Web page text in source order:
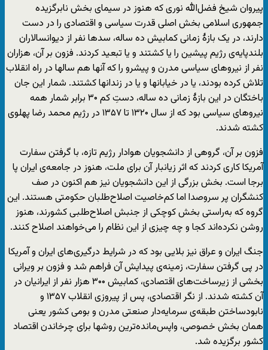
پیروان شیخ فضل‌الله نوری که هنوز در سیمای بخش نابرگزیده
جمهوری اسلامی بخش اصلی قدرت سیاسی و اقتصادی را در دست
دارند، در یک بازۀ زمانی کمابیش ده ساله، سدها نفر از دیوانسالاران
بلندپایه‌ی رژیم پیشین را یا کشتند و یا تبعید کردند. فزون بر آن، هزاران
نفر از نیروهای سیاسی مدرن و پیشرو را که آنها هم سالها در راه انقلاب
تلاش کرده بودند، یا در خیابانها و یا در زندانها کشتند. شمار این جان
باختگان در این بازۀ زمانی ده ساله، دستِ کم ۳۰ برابر شمار همه
نیروهای سیاسی بود که از سال ۱۳۲۰ تا ۱۳۵۷ در رژیم محمد رضا پهلوی
کشته شدند.
فزون بر آن، گروهی از دانشجویان هوادار رژیم تازه، با گرفتن سفارت
آمریکا کاری کردند که اثر زیانبار آن برای ملت، هنوز در جامعه‌ی ایران پا
برجا است. بخش بزرگی از این دانشجویان نیز هم اکنون در صف
کنشگران پر سروصدا اما کم‌خاصیت اصلاح‌طلبان حکومتی هستند. این
گروه که به‌راستی بخش کوچکی از جنبش اصلاح‌طلبی کشورند، هنوز
روشن نکرده‌اند کجا و چه چیزی از این نظام را می‌خواهند اصلاح کنند.
جنگ ایران و عراق نیز بلایی بود که در شرایط درگیری‌های ایران و آمریکا
در پی گرفتن سفارت، زمینه‌ی پیدایش آن فراهم شد و فزون بر ویرانی
بخشی از زیرساخت‌های اقتصادی، کمابیش ۳۰۰ هزار نفر از ایرانیان در
آن کشته شدند. از نگر اقتصادی، پس از پیروزی انقلاب ۱۳۵۷ و
نابودساختن طبقه‌ی سرمایه‌دار صنعتی مدرن و بومی کشور یعنی
همان بخش خصوصی، واپس‌مانده‌ترین روشها برای چرخاندن اقتصاد
کشور برگزیده شد.